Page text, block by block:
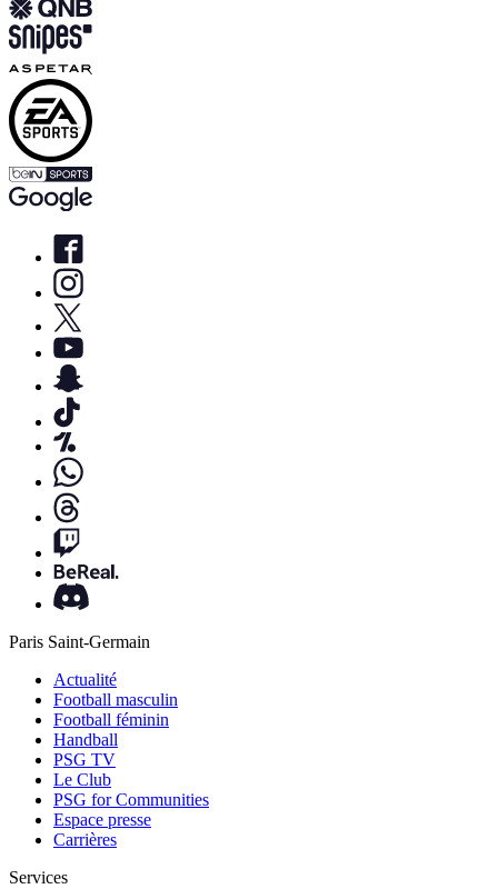
Paris Saint-Germain
Actualité
Football masculin
Football féminin
Handball
PSG TV
Le Club
PSG for Communities
Espace presse
Carrières
Services